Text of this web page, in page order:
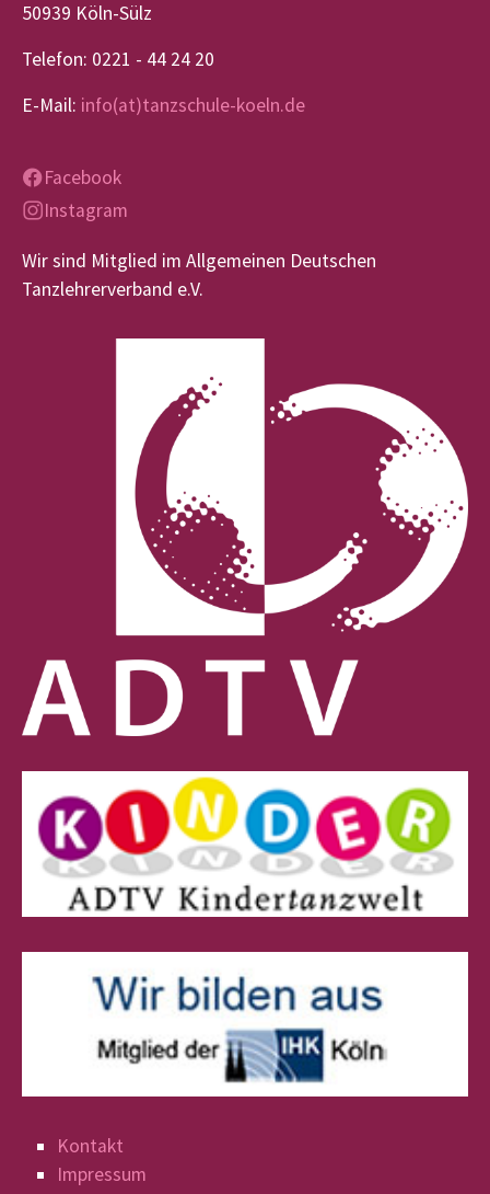
50939 Köln-Sülz
Telefon: 0221 - 44 24 20
E-Mail: info(at)tanzschule-koeln.de
Facebook
Instagram
Wir sind Mitglied im Allgemeinen Deutschen
Tanzlehrerverband e.V.
Kontakt
Impressum